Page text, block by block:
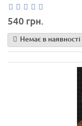
540 грн.
Немає в наявності